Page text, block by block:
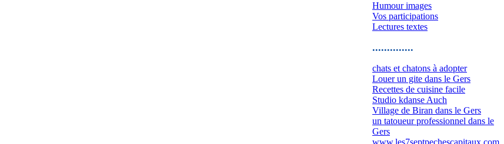
Humour images
Vos participations
Lectures textes
..............
chats et chatons à adopter
Louer un gite dans le Gers
Recettes de cuisine facile
Studio kdanse Auch
Village de Biran dans le Gers
un tatoueur professionnel dans le
Gers
www.les7septpechescapitaux.com